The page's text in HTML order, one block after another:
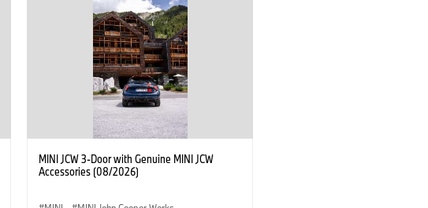
MINI JCW 3-Door with Genuine MINI JCW
Accessories (08/2026)